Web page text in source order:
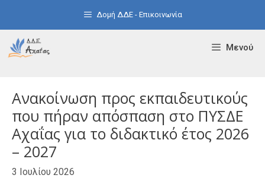
Δομή ΔΔΕ - Επικοινωνία
Μενού
Ανακοίνωση προς εκπαιδευτικούς
που πήραν απόσπαση στο ΠΥΣΔΕ
Αχαΐας για το διδακτικό έτος 2026
– 2027
3 Ιουλίου 2026